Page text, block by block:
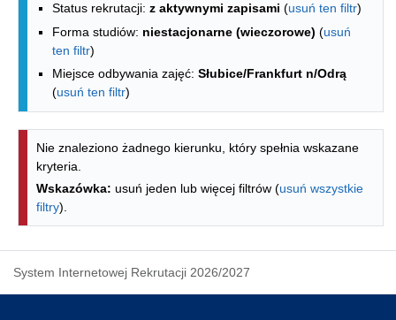
Status rekrutacji: z aktywnymi zapisami (usuń ten filtr)
Forma studiów: niestacjonarne (wieczorowe) (usuń
ten filtr)
Miejsce odbywania zajęć: Słubice/Frankfurt n/Odrą
(usuń ten filtr)
Nie znaleziono żadnego kierunku, który spełnia wskazane
kryteria.
Wskazówka: usuń jeden lub więcej filtrów (usuń wszystkie
filtry).
System Internetowej Rekrutacji 2026/2027